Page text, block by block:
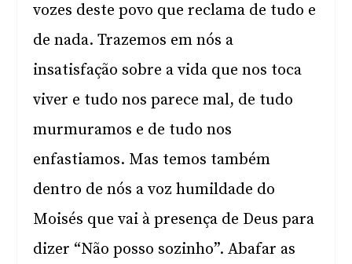
vozes deste povo que reclama de tudo e
de nada. Trazemos em nós a
insatisfação sobre a vida que nos toca
viver e tudo nos parece mal, de tudo
murmuramos e de tudo nos
enfastiamos. Mas temos também
dentro de nós a voz humildade do
Moisés que vai à presença de Deus para
dizer “Não posso sozinho”. Abafar as